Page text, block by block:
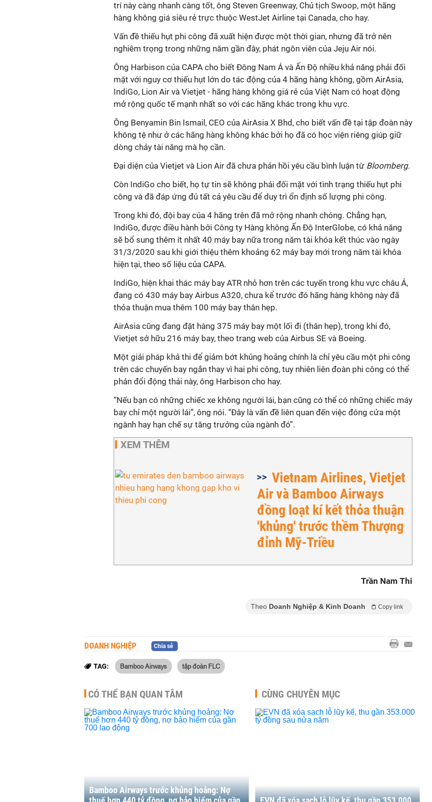
trí này càng nhanh càng tốt, ông Steven Greenway, Chủ tịch Swoop, một hãng
hàng không giá siêu rẻ trực thuộc WestJet Airline tại Canada, cho hay.
Vấn đề thiếu hụt phi công đã xuất hiện được một thời gian, nhưng đã trở nên
nghiêm trọng trong những năm gần đây, phát ngôn viên của Jeju Air nói.
Ông Harbison của CAPA cho biết Đông Nam Á và Ấn Độ nhiều khả năng phải đối
mặt với nguy cơ thiếu hụt lớn do tác động của 4 hãng hàng không, gồm AirAsia,
IndiGo, Lion Air và Vietjet - hãng hàng không giá rẻ của Việt Nam có hoạt động
mở rộng quốc tế mạnh nhất so với các hãng khác trong khu vực.
Ông Benyamin Bin Ismail, CEO của AirAsia X Bhd, cho biết vấn đề tại tập đoàn này
không tệ như ở các hãng hàng không khác bởi họ đã có học viện riêng giúp giữ
dòng chảy tài năng mà họ cần.
Đại diện của Vietjet và Lion Air đã chưa phản hồi yêu cầu bình luận từ Bloomberg.
Còn IndiGo cho biết, họ tự tin sẽ không phải đối mặt với tình trạng thiếu hụt phi
công và đã đáp ứng đủ tất cả yêu cầu để duy trì ổn định số lượng phi công.
Trong khi đó, đội bay của 4 hãng trên đã mở rộng nhanh chóng. Chẳng hạn,
IndiGo, được điều hành bởi Công ty Hàng không Ấn Độ InterGlobe, có khả năng
sẽ bổ sung thêm ít nhất 40 máy bay nữa trong năm tài khóa kết thúc vào ngày
31/3/2020 sau khi giới thiệu thêm khoảng 62 máy bay mới trong năm tài khóa
hiện tại, theo số liệu của CAPA.
IndiGo, hiện khai thác máy bay ATR nhỏ hơn trên các tuyến trong khu vực châu Á,
đang có 430 máy bay Airbus A320, chưa kể trước đó hãng hàng không này đã
thỏa thuận mua thêm 100 máy bay thân hẹp.
AirAsia cũng đang đặt hàng 375 máy bay một lối đi (thân hẹp), trong khi đó,
Vietjet sở hữu 216 máy bay, theo trang web của Airbus SE và Boeing.
Một giải pháp khả thi để giảm bớt khủng hoảng chính là chỉ yêu cầu một phi công
trên các chuyến bay ngắn thay vì hai phi công, tuy nhiên liên đoàn phi công có thể
phản đổi động thái này, ông Harbison cho hay.
“Nếu bạn có những chiếc xe không người lái, bạn cũng có thể có những chiếc máy
bay chỉ một người lái”, ông nói. “Đây là vấn đề liên quan đến việc đóng cửa một
ngành hay hạn chế sự tăng trưởng của ngành đó”.
XEM THÊM
Vietnam Airlines, Vietjet
Air và Bamboo Airways
đồng loạt kí kết thỏa thuận
'khủng' trước thềm Thượng
đỉnh Mỹ-Triều
Trần Nam Thi
Theo Doanh Nghiệp & Kinh Doanh Copy link
DOANH NGHIỆP Chia sẻ
TAG: Bamboo Airways tập đoàn FLC
CÓ THỂ BẠN QUAN TÂM
Bamboo Airways trước khủng hoảng: Nợ
CÙNG CHUYÊN MỤC